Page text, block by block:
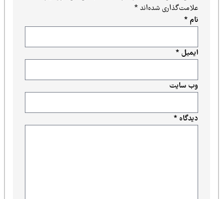
علامت‌گذاری شده‌اند*
دیدگاه*
ایمیل*
وب‌ سایت